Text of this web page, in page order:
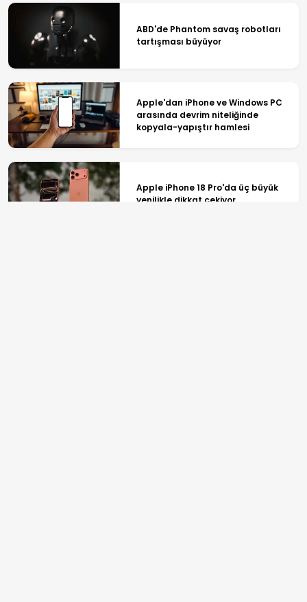
ABD'de Phantom savaş robotları
tartışması büyüyor
Apple'dan iPhone ve Windows PC
arasında devrim niteliğinde
kopyala-yapıştır hamlesi
Apple iPhone 18 Pro'da üç büyük
yenilikle dikkat çekiyor